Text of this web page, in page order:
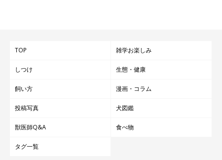
TOP 雑学お楽しみ
しつけ 生態・健康
飼い方 漫画・コラム
投稿写真 犬図鑑
獣医師Q&A 食べ物
タグ一覧